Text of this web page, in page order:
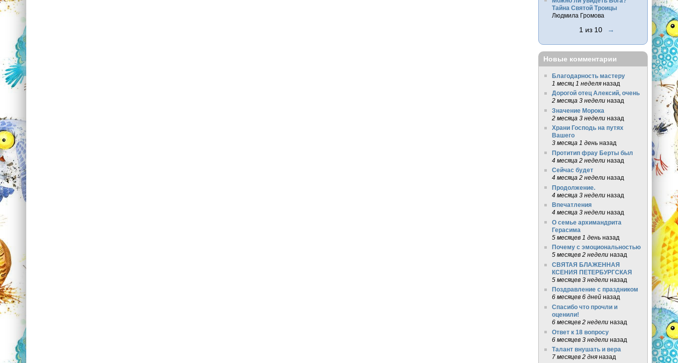
Тайна Святой Троицы
Людмила Громова
1 из 10 →
Новые комментарии
Благодарность мастеру
1 месяц 1 неделяназад
Дорогой отец Алексий, очень
2 месяца 3 неделиназад
Значение Морока
2 месяца 3 неделиназад
Храни Господь на путях
Вашего
3 месяца 1 деньназад
Протитип фрау Берты был
4 месяца 2 неделиназад
Сейчас будет
4 месяца 2 неделиназад
Продолжение.
4 месяца 3 неделиназад
Впечатления
4 месяца 3 неделиназад
О семье архимандрита
Герасима
5 месяцев 1 деньназад
Почему с эмоциональностью
5 месяцев 2 неделиназад
СВЯТАЯ БЛАЖЕННАЯ
КСЕНИЯ ПЕТЕРБУРГСКАЯ
5 месяцев 3 неделиназад
Поздравление с праздником
6 месяцев 6 днейназад
Спасибо что прочли и
оценили!
6 месяцев 2 неделиназад
Ответ к 18 вопросу
6 месяцев 3 неделиназад
Талант внушать и вера
7 месяцев 2 дняназад